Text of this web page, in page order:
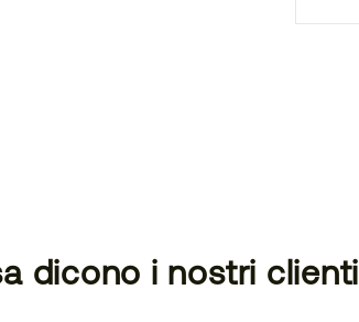
dicono i nostri clienti